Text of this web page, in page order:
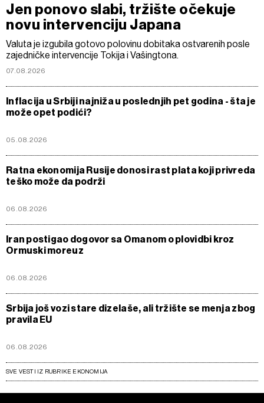
Jen ponovo slabi, tržište očekuje
novu intervenciju Japana
Valuta je izgubila gotovo polovinu dobitaka ostvarenih posle
zajedničke intervencije Tokija i Vašingtona.
07.08.2026
Inflacija u Srbiji najniža u poslednjih pet godina - šta je
može opet podići?
05.08.2026
Ratna ekonomija Rusije donosi rast plata koji privreda
teško može da podrži
06.08.2026
Iran postigao dogovor sa Omanom o plovidbi kroz
Ormuski moreuz
06.08.2026
Srbija još vozi stare dizelaše, ali tržište se menja zbog
pravila EU
06.08.2026
SVE VESTI IZ RUBRIKE EKONOMIJA